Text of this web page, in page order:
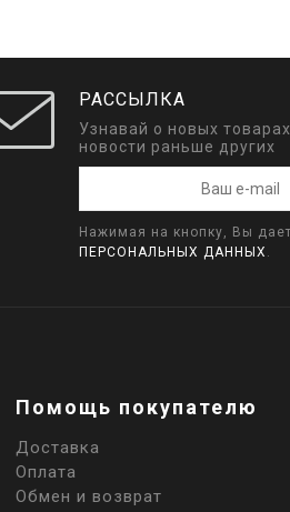
РАССЫЛКА
Узнавай о новых
новости раньше других
Нажимая на кнопку, Вы
ПЕРСОНАЛЬНЫХ ДАННЫХ .
Помощь покупателю
Доставка
Оплата
Обмен и возврат